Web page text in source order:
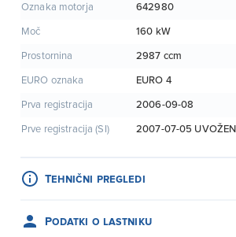
Oznaka motorja 642980
Moč 160 kW
Prostornina 2987 ccm
EURO oznaka EURO 4
Prva registracija 2006-09-08
Prve registracija (SI) 2007-07-05 UVOŽEN
Tehnični pregledi
Podatki o lastniku